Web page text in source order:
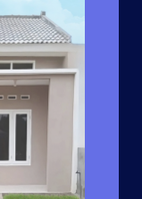
dari pusat